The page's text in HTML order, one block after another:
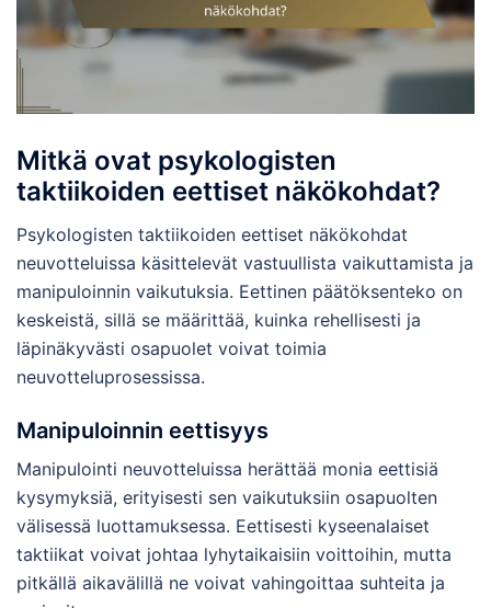
Mitkä ovat psykologisten
taktiikoiden eettiset näkökohdat?
Psykologisten taktiikoiden eettiset näkökohdat
neuvotteluissa käsittelevät vastuullista vaikuttamista ja
manipuloinnin vaikutuksia. Eettinen päätöksenteko on
keskeistä, sillä se määrittää, kuinka rehellisesti ja
läpinäkyvästi osapuolet voivat toimia
neuvotteluprosessissa.
Manipuloinnin eettisyys
Manipulointi neuvotteluissa herättää monia eettisiä
kysymyksiä, erityisesti sen vaikutuksiin osapuolten
välisessä luottamuksessa. Eettisesti kyseenalaiset
taktiikat voivat johtaa lyhytaikaisiin voittoihin, mutta
pitkällä aikavälillä ne voivat vahingoittaa suhteita ja